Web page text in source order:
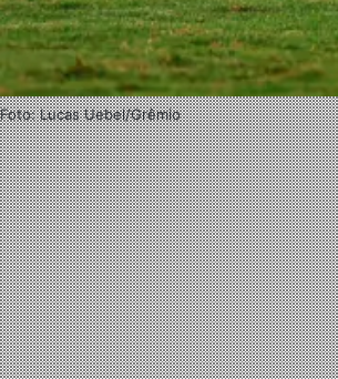
Foto: Lucas Uebel/Grêmio